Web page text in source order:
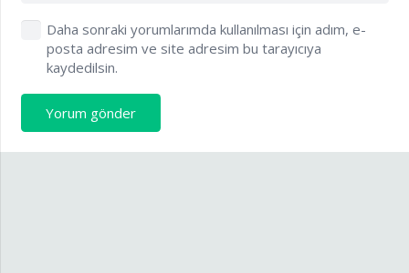
Daha sonraki yorumlarımda kullanılması için adım, e-
posta adresim ve site adresim bu tarayıcıya
kaydedilsin.
Yorum gönder